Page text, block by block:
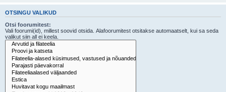
OTSINGU VALIKUD
Otsi foorumitest:
Vali foorumi(id), millest soovid otsida. Alafoorumitest otsitakse automaatselt, kui sa seda
valikut siin all ei keela.